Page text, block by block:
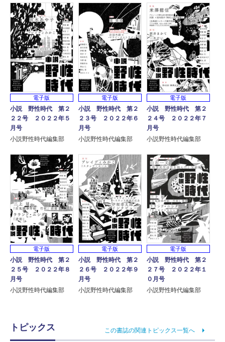
電子版
小説 野性時代 第２
２２号 ２０２２年５
月号
小説野性時代編集部
電子版
小説 野性時代 第２
２３号 ２０２２年６
月号
小説野性時代編集部
電子版
小説 野性時代 第２
２４号 ２０２２年７
月号
小説野性時代編集部
電子版
小説 野性時代 第２
２５号 ２０２２年８
月号
小説野性時代編集部
電子版
小説 野性時代 第２
２６号 ２０２２年９
月号
小説野性時代編集部
電子版
小説 野性時代 第２
２７号 ２０２２年１
０月号
小説野性時代編集部
トピックス この書誌の関連トピックス一覧へ